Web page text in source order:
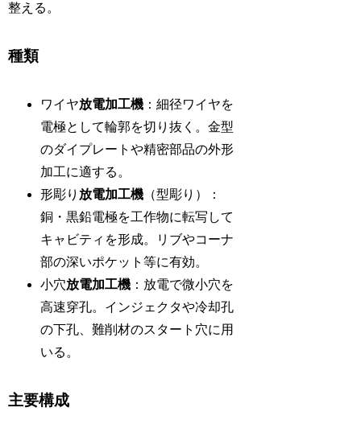
整える。
種類
ワイヤ放電加工機 ：細径ワイヤを
電極として輪郭を切り抜く。金型
のダイプレートや精密部品の外形
加工に適する。
形彫り 放電加工機 （型彫り）：
銅・黒鉛電極を工作物に転写して
キャビティを形成。リブやコーナ
部の深いポケット等に有効。
小穴放電加工機 ：放電で微小穴を
高速穿孔。インジェクタや冷却孔
の下孔、難削材のスタート穴に用
いる。
主要構成